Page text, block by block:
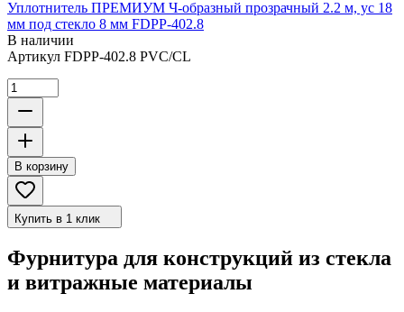
Уплотнитель ПРЕМИУМ Ч-образный прозрачный 2.2 м, ус 18
мм под стекло 8 мм FDPP-402.8
В наличии
Артикул FDPP-402.8 PVC/CL
В корзину
Купить в 1 клик
Фурнитура для конструкций из стекла
и витражные материалы